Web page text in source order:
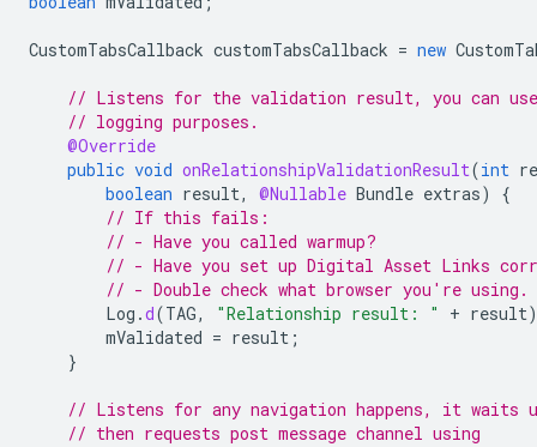
CustomTabsCallback customTabsCallback = new
// Listens for the validation result, you can
// logging purposes.
@Override
public void onRelationshipValidationResult(int
boolean result, @Nullable Bundle extras)
{
// If this fails:
// - Have you called warmup?
// - Have you set up Digital Asset Links
// - Double check what browser you're using.
Log .d(TAG, "Relationship result: " + result
mValidated = result ;
}
// Listens for any navigation happens, it waits
// then requests post message channel using